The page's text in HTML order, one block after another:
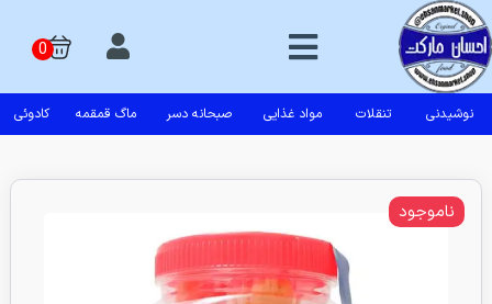
نوشیدنی تنقلات مواد غذایی صبحانه دسر ماگ قمقمه کادوئی
ناموجود